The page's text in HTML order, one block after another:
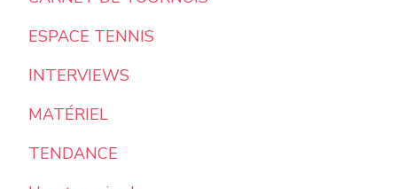
ESPACE TENNIS
INTERVIEWS
MATÉRIEL
TENDANCE